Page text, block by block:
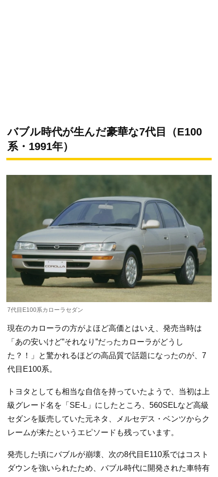
バブル時代が生んだ豪華な7代目（E100
系・1991年）
7代目E100系カローラセダン
現在のカローラの方がよほど高価とはいえ、発売当時は
「あの安いけど”それなり”だったカローラがどうし
た？！」と驚かれるほどの高品質で話題になったのが、7
代目E100系。
トヨタとしても相当な自信を持っていたようで、当初は上
級グレード名を「SE-L」にしたところ、560SELなど高級
セダンを販売していた元ネタ、メルセデス・ベンツからク
レームが来たというエピソードも残っています。
発売した頃にバブルが崩壊、次の8代目E110系ではコスト
ダウンを強いられたため、バブル時代に開発された車特有